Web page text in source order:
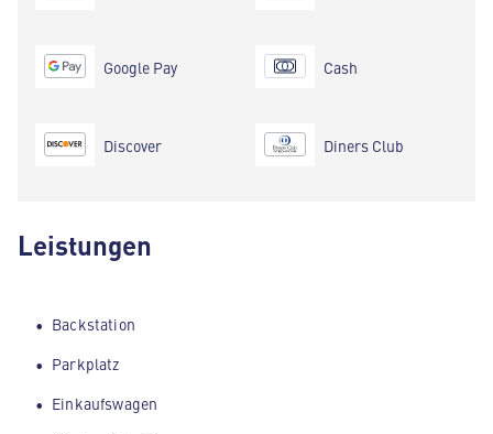
Google Pay
Discover
Cash
Diners Club
Leistungen
Backstation
Parkplatz
Einkaufswagen